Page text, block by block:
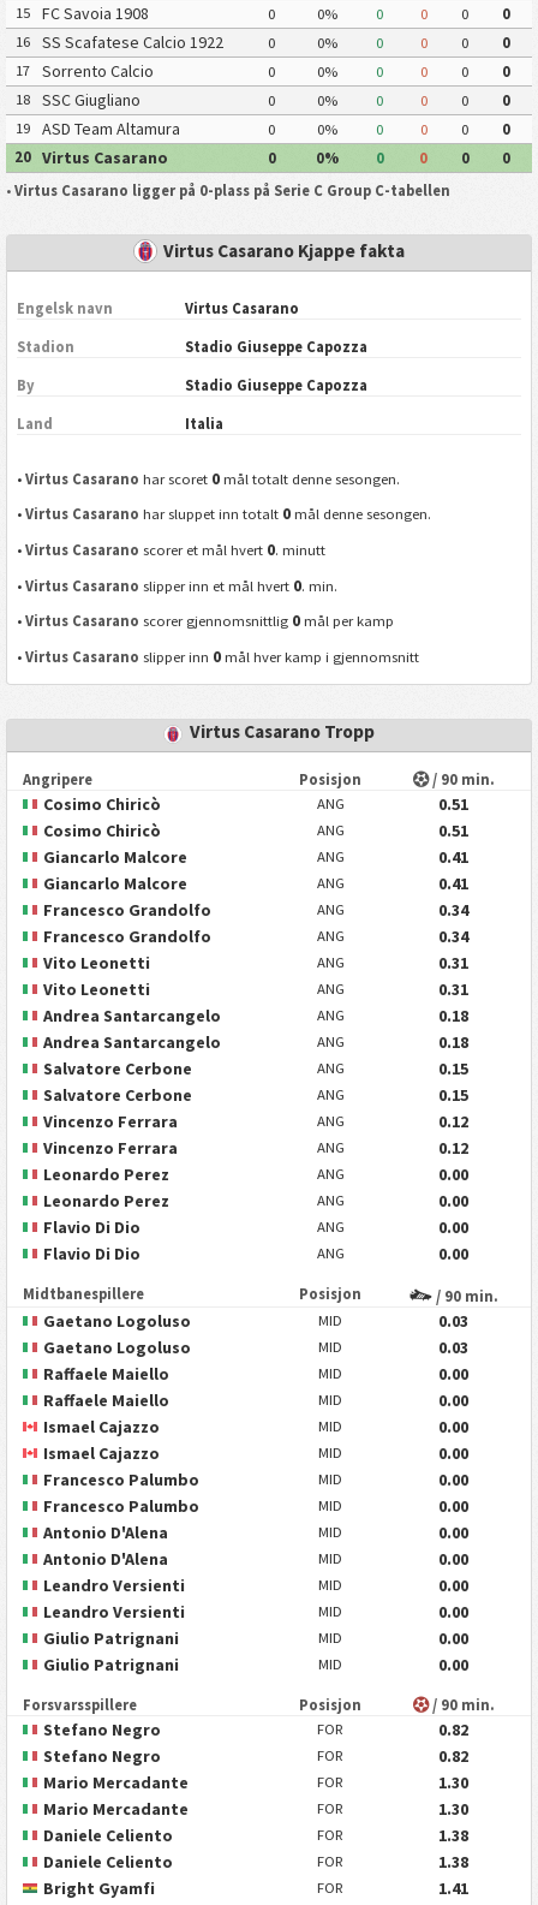
15
FC Savoia 1908 0 0% 0 0 0
0
16
SS Scafatese Calcio 1922 0 0% 0 0 0
0
17
Sorrento Calcio 0 0% 0 0 0
0
18
SSC Giugliano 0 0% 0 0 0
0
19
ASD Team Altamura 0 0% 0 0 0
0
20
Virtus Casarano 0 0% 0 0 0
0
• Virtus Casarano ligger på 0-plass på Serie C Group C-tabellen
Virtus Casarano Kjappe fakta
Engelsk navn Virtus Casarano
Stadion Stadio Giuseppe Capozza
By Stadio Giuseppe Capozza
Land Italia
•Virtus Casarano har scoret 0 mål totalt denne sesongen.
•Virtus Casarano har sluppet inn totalt 0 mål denne sesongen.
•Virtus Casarano scorer et mål hvert 0. minutt
•Virtus Casarano slipper inn et mål hvert 0. min.
•Virtus Casarano scorer gjennomsnittlig 0 mål per kamp
•Virtus Casarano slipper inn 0 mål hver kamp i gjennomsnitt
Virtus Casarano Tropp
Angripere Posisjon / 90 min.
Cosimo Chiricò ANG
0.51
Cosimo Chiricò
ANG
0.51
Giancarlo Malcore
ANG
0.41
Giancarlo Malcore
ANG
0.41
Francesco Grandolfo
ANG
0.34
Francesco Grandolfo
ANG
0.34
Vito Leonetti
ANG
0.31
Vito Leonetti
ANG
0.31
Andrea Santarcangelo
ANG
0.18
Andrea Santarcangelo
ANG
0.18
Salvatore Cerbone
ANG
0.15
Salvatore Cerbone
ANG
0.15
Vincenzo Ferrara
ANG
0.12
Vincenzo Ferrara
ANG
0.12
Leonardo Perez
ANG
0.00
Leonardo Perez
ANG
0.00
Flavio Di Dio
ANG
0.00
Flavio Di Dio
ANG 0.00
Midtbanespillere Posisjon / 90 min.
Gaetano Logoluso MID
0.03
Gaetano Logoluso
MID
0.03
Raffaele Maiello
MID
0.00
Raffaele Maiello
MID
0.00
Ismael Cajazzo
MID
0.00
Ismael Cajazzo
MID
0.00
Francesco Palumbo
MID
0.00
Francesco Palumbo
MID
0.00
Antonio D'Alena
MID
0.00
Antonio D'Alena
MID
0.00
Leandro Versienti
MID
0.00
Leandro Versienti
MID
0.00
Giulio Patrignani
MID
0.00
Giulio Patrignani
MID 0.00
Forsvarsspillere Posisjon / 90 min.
Stefano Negro FOR
0.82
Stefano Negro
FOR
0.82
Mario Mercadante
FOR
1.30
Mario Mercadante
FOR
1.30
Daniele Celiento
FOR
1.38
Daniele Celiento
FOR
1.38
Bright Gyamfi
FOR
1.41